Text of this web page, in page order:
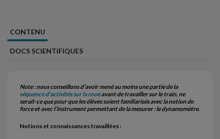
CONTENU
DOCS SCIENTIFIQUES
Note : nous conseillons d’avoir mené au moins une partie de la
séquence d'activités sur la roueavant de travailler sur le train, ne
serait-ce que pour que les élèves soient familiarisés avec la notion de
force et avec l’instrument permettant de la mesurer : le dynamomètre.
Notions et connaissances travaillées :